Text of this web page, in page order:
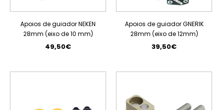
Apoios de guiador NEKEN
28mm (eixo de 10 mm)
49,50€
Apoios de guiador GNERIK
28mm (eixo de 12mm)
39,50€